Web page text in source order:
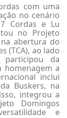
com uma
no cenário
Cordas e Lu
no Projeto
abertura do
(TCA), ao lado
da
homenagem a
inclui
Buskers, na
integrou a
Domingos
e